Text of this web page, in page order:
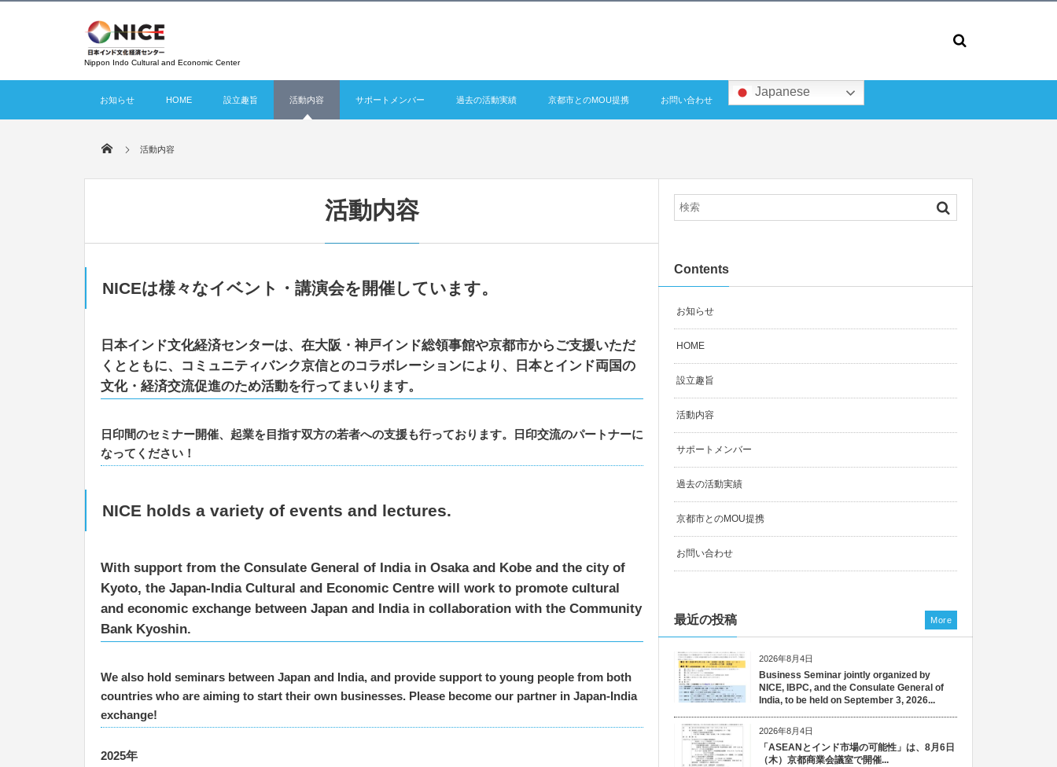
Nippon Indo Cultural and Economic Center
お知らせ HOME 設立趣旨 活動内容 サポートメンバー 過去の活動実績 京都市とのMOU提携 お問い合わせ
Japanese
活動内容
活動内容
NICEは様々なイベント・講演会を開催しています。
日本インド文化経済センターは、在大阪・神戸インド総領事館や京都市からご支援いただ
くとともに、コミュニティバンク京信とのコラボレーションにより、日本とインド両国の
文化・経済交流促進のため活動を行ってまいります。
日印間のセミナー開催、起業を目指す双方の若者への支援も行っております。日印交流のパートナーに
なってください！
NICE holds a variety of events and lectures.
With support from the Consulate General of India in Osaka and Kobe and the city of
Kyoto, the Japan-India Cultural and Economic Centre will work to promote cultural
and economic exchange between Japan and India in collaboration with the Community
Bank Kyoshin.
We also hold seminars between Japan and India, and provide support to young people from both
countries who are aiming to start their own businesses. Please become our partner in Japan-India
exchange!
2025年
Contents
お知らせ
HOME
設立趣旨
活動内容
サポートメンバー
過去の活動実績
京都市とのMOU提携
お問い合わせ
最近の投稿
2026年8月4日
Business Seminar jointly organized by
NICE, IBPC, and the Consulate General of
India, to be held on September 3, 2026...
2026年8月4日
「ASEANとインド市場の可能性」は、8月6日
（木）京都商業会議室で開催...
More